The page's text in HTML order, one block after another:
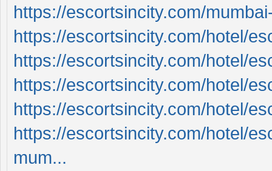
https://escortsincity.com/
https://escortsincity.com/hotel/
https://escortsincity.com/hotel/
https://escortsincity.com/hotel/
https://escortsincity.com/hotel/
https://escortsincity.com/hotel/
mum...